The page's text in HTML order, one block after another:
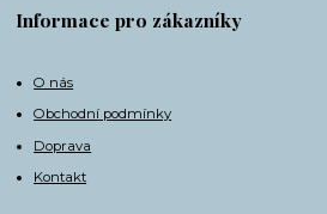
Informace pro zákazníky
O nás
Obchodní podmínky
Doprava
Kontakt